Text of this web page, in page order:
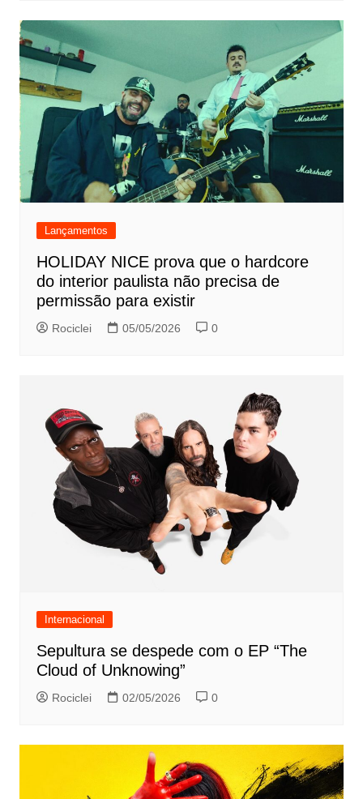
Lançamentos
HOLIDAY NICE prova que o hardcore
do interior paulista não precisa de
permissão para existir
Rociclei 05/05/2026 0
Internacional
Sepultura se despede com o EP “The
Cloud of Unknowing”
Rociclei 02/05/2026 0